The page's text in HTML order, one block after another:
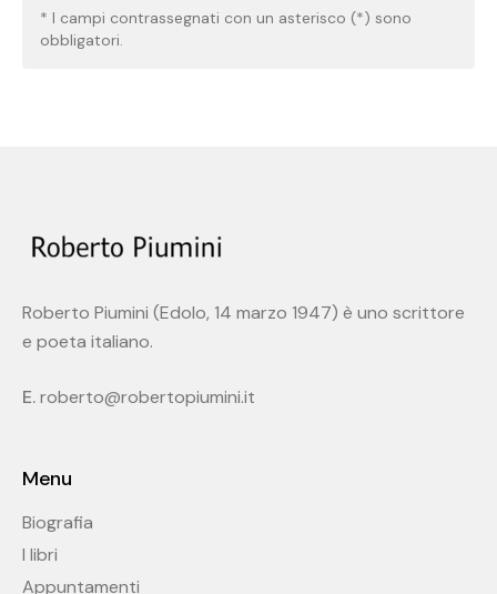
* I campi contrassegnati con un asterisco (*) sono
obbligatori.
Roberto Piumini (Edolo, 14 marzo 1947) è uno scrittore
e poeta italiano.
E.roberto@robertopiumini.it
Menu
Biografia
I libri
Appuntamenti